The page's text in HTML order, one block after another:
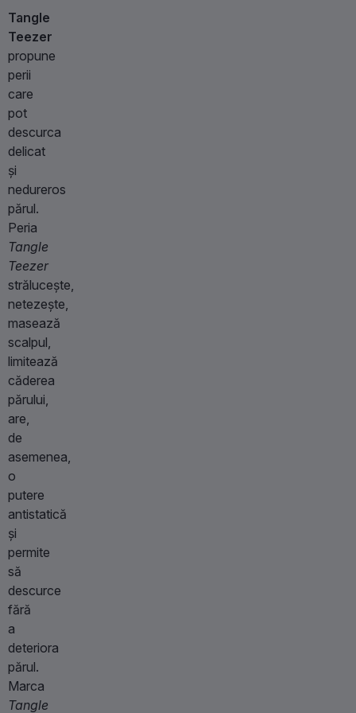
Tangle
Teezer
propune
perii
care
pot
descurca
delicat
și
nedureros
părul.
Peria
Tangle
Teezer
strălucește,
netezește,
masează
scalpul,
limitează
căderea
părului,
are,
de
asemenea,
o
putere
antistatică
și
permite
să
descurce
fără
a
deteriora
părul.
Marca
Tangle